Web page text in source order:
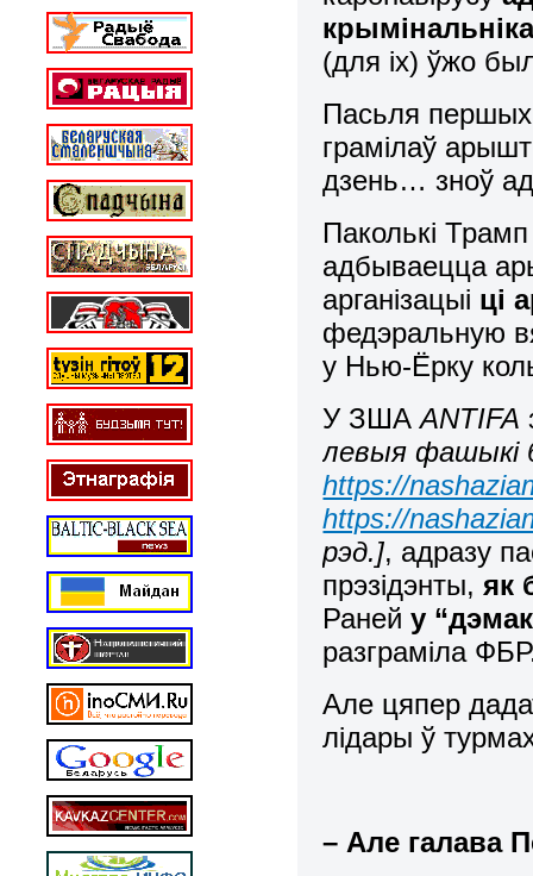
(для іх) ўжо
Пасьля першых
грамілаў
дзень… зноў
Паколькі
адбываецца
арганізацыі ці
федэральную
у Нью-Ёрку
У ЗШАANTIFA
левыя фашыкі
https://
https://
рэд.], адразу
прэзідэнты, як
Ранейу
разграміла
Але цяпер
лідары ў
– Але галава